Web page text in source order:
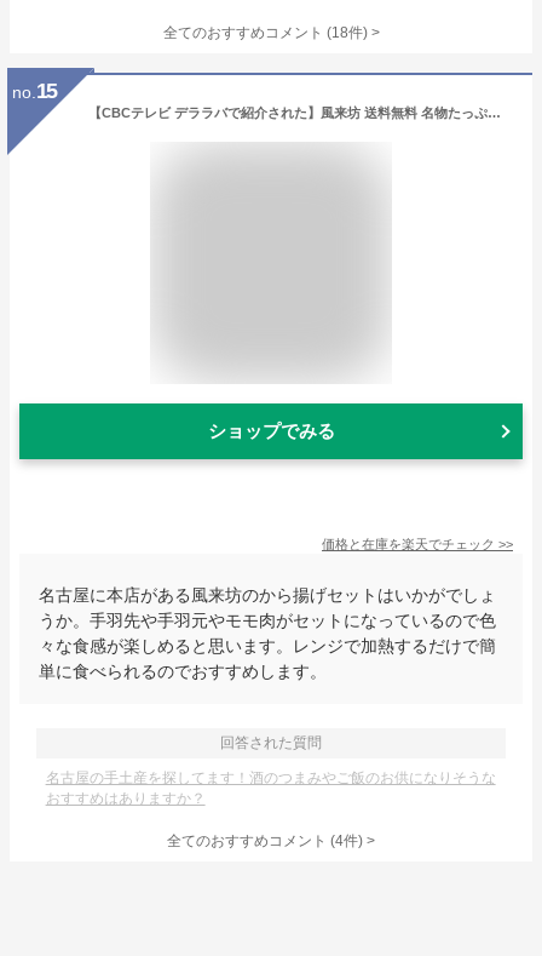
全てのおすすめコメント (18件) >
no. 15
【CBCテレビ デララバで紹介された】風来坊 送料無料 名物たっぷりバラエティセット 名古屋名物 元祖手羽先唐揚げ 手羽元唐揚げ から揚げ 鶏もも グルメ 肉 鶏肉 レンジ レンチングルメ 冷凍手羽先唐揚 もも焼 秘伝のもも唐揚 プレゼント
ショップでみる
価格と在庫を楽天でチェック >>
名古屋に本店がある風来坊のから揚げセットはいかがでしょ
うか。手羽先や手羽元やモモ肉がセットになっているので色
々な食感が楽しめると思います。レンジで加熱するだけで簡
単に食べられるのでおすすめします。
回答された質問
名古屋の手土産を探してます！酒のつまみやご飯のお供になりそうな
おすすめはありますか？
全てのおすすめコメント (4件) >